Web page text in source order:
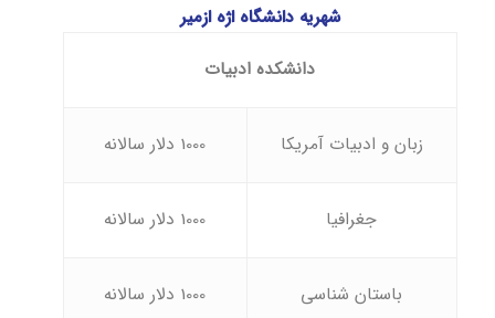
شهریه دانشگاه اژه ازمیر
دانشکده ادبیات
زبان و ادبیات آمریکا 1000 دلار سالانه
جغرافیا 1000 دلار سالانه
باستان شناسی 1000 دلار سالانه